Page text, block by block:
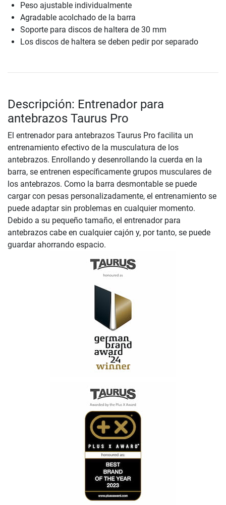
Peso ajustable individualmente
Agradable acolchado de la barra
Soporte para discos de haltera de 30 mm
Los discos de haltera se deben pedir por separado
Descripción: Entrenador para
antebrazos Taurus Pro
El entrenador para antebrazos Taurus Pro facilita un
entrenamiento efectivo de la musculatura de los
antebrazos. Enrollando y desenrollando la cuerda en la
barra, se entrenen específicamente grupos musculares de
los antebrazos. Como la barra desmontable se puede
cargar con pesas personalizadamente, el entrenamiento se
puede adaptar sin problemas en cualquier momento.
Debido a su pequeño tamaño, el entrenador para
antebrazos cabe en cualquier cajón y, por tanto, se puede
guardar ahorrando espacio.